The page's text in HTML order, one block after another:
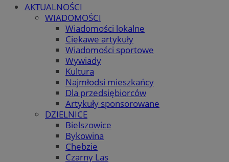
AKTUALNOŚCI
WIADOMOŚCI
Wiadomości lokalne
Ciekawe artykuły
Wiadomości sportowe
Wywiady
Kultura
Najmłodsi mieszkańcy
Dla przedsiębiorców
Artykuły sponsorowane
DZIELNICE
Bielszowice
Bykowina
Chebzie
Czarny Las